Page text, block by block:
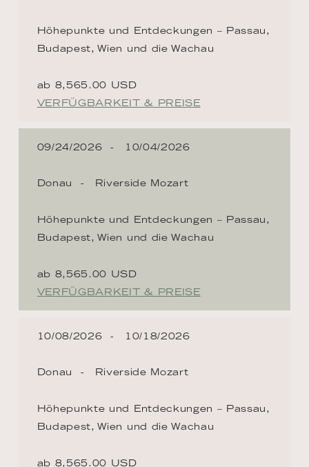
Höhepunkte und Entdeckungen – Passau,
Budapest, Wien und die Wachau
ab 8,565.00 USD
VERFÜGBARKEIT & PREISE
09/24/2026 10/04/2026
Donau Riverside Mozart
Höhepunkte und Entdeckungen – Passau,
Budapest, Wien und die Wachau
ab 8,565.00 USD
VERFÜGBARKEIT & PREISE
10/08/2026 10/18/2026
Donau Riverside Mozart
Höhepunkte und Entdeckungen – Passau,
Budapest, Wien und die Wachau
ab 8,565.00 USD